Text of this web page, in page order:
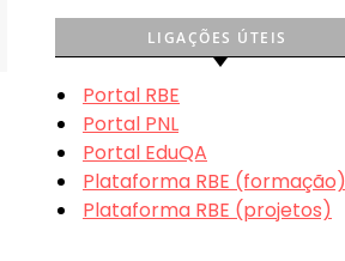
LIGAÇÕES ÚTEIS
Portal RBE
Portal PNL
Portal EduQA
Plataforma RBE (formação)
Plataforma RBE (projetos)